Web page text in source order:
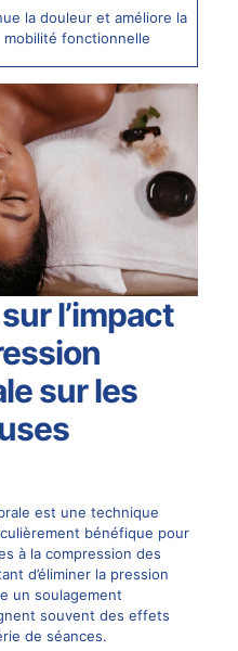
la douleur et améliore la
mobilité fonctionnelle
l’impact
sur les
est une technique
bénéfique pour
à la compression des
d’éliminer la pression
un soulagement
souvent des effets
de séances.